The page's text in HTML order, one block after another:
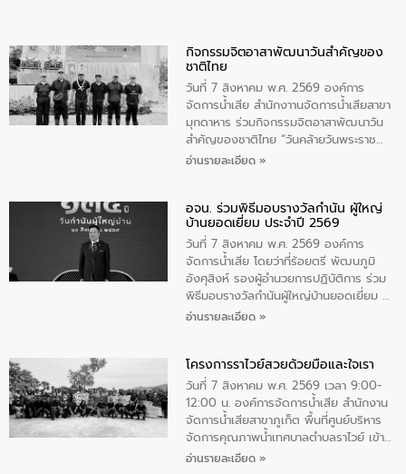
กิจกรรมจิตอาสาพัฒนาวันสําคัญของ
ชาติไทย
วันที่ 7 สิงหาคม พ.ศ. 2569 องค์การ
จัดการน้ำเสีย สำนักงาานจัดการน้ำเสียสาขา
มุกดาหาร ร่วมกิจกรรมจิตอาสาพัฒนาวัน
สําคัญของชาติไทย “วันคล้ายวันพระราช
สมภพ สมเด็จพระนางเจ้าสิริกิติ์พระบรม
ทิพย์คำ รองผู้ว่าราชการจังหวัดมุกดาหาร
เป็นประธานในพิธี ณ เรือนจําชั่วคราวนาโสก
ตําบลนาโสก อําเภอเมืองมุกดาหาร จังหวัด
มุกดาหาร โดยในกิจกรรมได้ร่วมปลูกป่า และ
ทําความสะอาดภายในบริเวณ จัดกิจกรรม
เพื่อถวายเป็นพระราชกุศล สมเด็จพระนาง
เจ้าสิริกิติ์พระบรมราชินีนาถ พระบรมราช
อ่านรายละเอียด »
อจน. ร่วมพิธีมอบรางวัลกำนัน ผู้ใหญ่
บ้านยอดเยี่ยม ประจำปี 2569
วันที่ 7 สิงหาคม พ.ศ. 2569 องค์การ
จัดการน้ำเสีย โดยว่าที่ร้อยตรี พัฒนภูมิ
อังศุสิงห์ รองผู้อำนวยการปฏิบัติการ ร่วม
พิธีมอบรางวัลกำนันผู้ใหญ่บ้านยอดเยี่ยม ณ
ทำเนียบรัฐบาล โดยมีนายอนุทิน ชาญวีรกูล
ทองคำและประกาศเกียรติคุณให้แก่ กำนัน
ผู้ใหญ่บ้านยอดเยี่ยม พร้อมกล่าวชื่นชม ให้
โอวาท และมอบนโยบาย
อ่านรายละเอียด »
โครงการราไวย์สวยด้วยมือและใจเรา
วันที่ 7 สิงหาคม พ.ศ. 2569 เวลา 9:00-
12:00 น. องค์การจัดการน้ำเสีย สำนักงาน
จัดการน้ำเสียสาขาภูเก็ต พื้นที่ศูนย์บริหาร
จัดการคุณภาพน้ำเทศบาลตำบลราไวย์ เข้า
ร่วมโครงการราไวย์สวยด้วยมือและใจเรา
อ่านรายละเอียด »